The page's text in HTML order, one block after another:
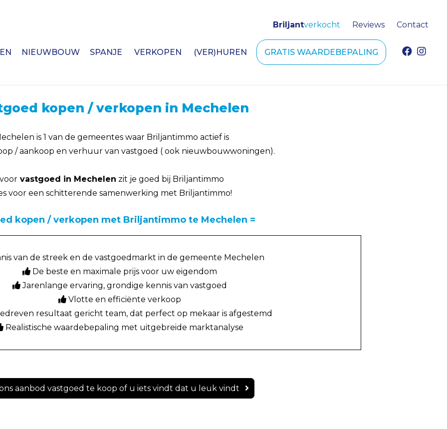
Briljantverkocht Reviews Contact
NIEUWBOUW SPANJE VERKOPEN (VER)HUREN GRATIS WAARDEBEPALING
kopen / verkopen in Mechelen
is 1 van de gemeentes waar Briljantimmo actief is
/ aankoop en verhuur van vastgoed ( ook nieuwbouwwoningen).
voorvastgoed in Mechelen zit je goed bij Briljantimmo
voor een schitterende samenwerking met Briljantimmo!
kopen / verkopen met Briljantimmo te Mechelen =
van de streek en de vastgoedmarkt in de gemeente Mechelen
De beste en maximale prijs voor uw eigendom
Jarenlange ervaring, grondige kennis van vastgoed
Vlotte en efficiënte verkoop
resultaat gericht team, dat perfect op mekaar is afgestemd
Realistische waardebepaling met uitgebreide marktanalyse
aanbod vastgoed te koop of u iets vindt dat u leuk vindt